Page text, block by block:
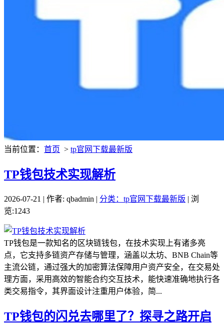
当前位置： 首页 > tp官网下载最新版
TP钱包技术实现解析
2026-07-21 | 作者: qbadmin | 分类：tp官网下载最新版 | 浏
览:1243
TP钱包是一款知名的区块链钱包，在技术实现上有诸多亮
点，它支持多链资产存储与管理，涵盖以太坊、BNB Chain等
主流公链，通过强大的加密算法保障用户资产安全，在交易处
理方面，采用高效的智能合约交互技术，能快速准确地执行各
类交易指令，其界面设计注重用户体验，简...
TP钱包的闪兑去哪里了？探寻之路开启